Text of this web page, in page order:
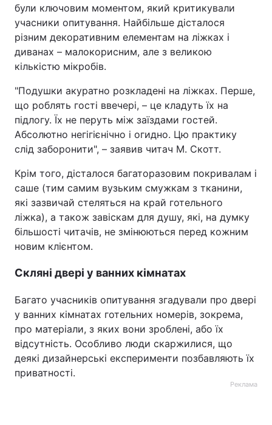
були ключовим моментом, який критикували
учасники опитування. Найбільше дісталося
різним декоративним елементам на ліжках і
диванах – малокорисним, але з великою
кількістю мікробів.
"Подушки акуратно розкладені на ліжках. Перше,
що роблять гості ввечері, – це кладуть їх на
підлогу. Їх не перуть між заїздами гостей.
Абсолютно негігієнічно і огидно. Цю практику
слід заборонити", – заявив читач М. Скотт.
Крім того, дісталося багаторазовим покривалам і
саше (тим самим вузьким смужкам з тканини,
які зазвичай стеляться на край готельного
ліжка), а також завіскам для душу, які, на думку
більшості читачів, не змінюються перед кожним
новим клієнтом.
Скляні двері у ванних кімнатах
Багато учасників опитування згадували про двері
у ванних кімнатах готельних номерів, зокрема,
про матеріали, з яких вони зроблені, або їх
відсутність. Особливо люди скаржилися, що
деякі дизайнерські експерименти позбавляють їх
приватності.
Реклама